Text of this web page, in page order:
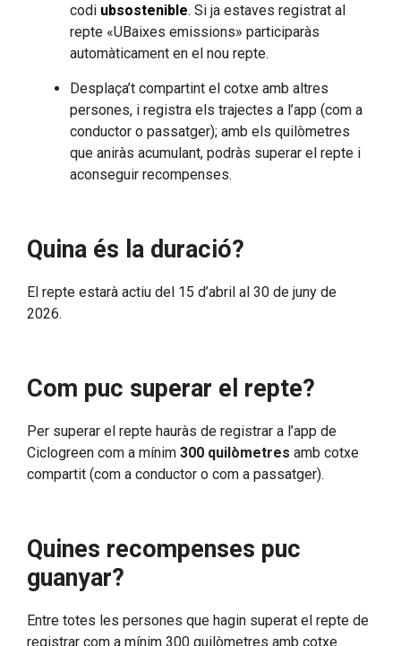
codi ubsostenible. Si ja estaves registrat al
repte «UBaixes emissions» participaràs
automàticament en el nou repte.
Desplaça’t compartint el cotxe amb altres
persones, i registra els trajectes a l’app (com a
conductor o passatger); amb els quilòmetres
que aniràs acumulant, podràs superar el repte i
aconseguir recompenses.
Quina és la duració?
El repte estarà actiu del 15 d’abril al 30 de juny de
2026.
Com puc superar el repte?
Per superar el repte hauràs de registrar a l’app de
Ciclogreen com a mínim 300 quilòmetres amb cotxe
compartit (com a conductor o com a passatger).
Quines recompenses puc
guanyar?
Entre totes les persones que hagin superat el repte de
registrar com a mínim 300 quilòmetres amb cotxe